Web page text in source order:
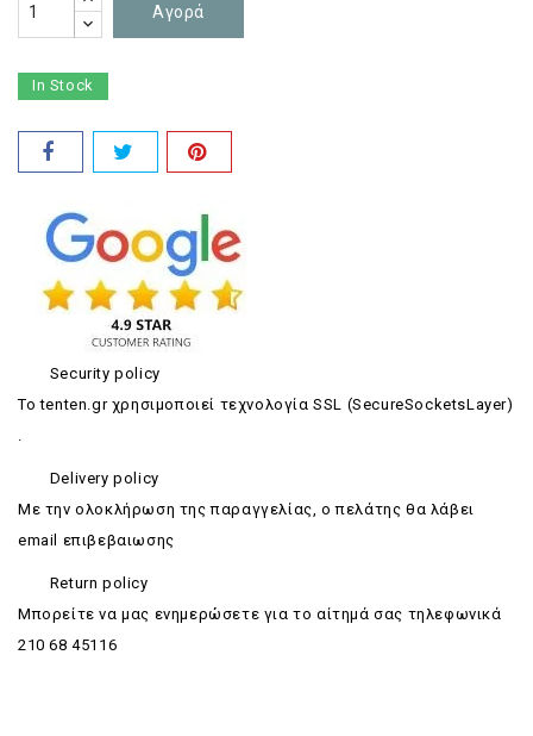
Αγορά
In Stock
Security policy
Το tenten.gr χρησιμοποιεί τεχνολογία SSL (SecureSocketsLayer)
Delivery policy
Με την ολοκλήρωση της παραγγελίας, ο πελάτης θα λάβει
email επιβεβαιωσης
Return policy
Mπορείτε να μας ενημερώσετε για το αίτημά σας τηλεφωνικά
210 68 45116